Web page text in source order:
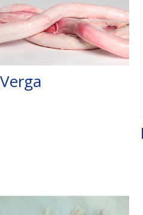
Verga